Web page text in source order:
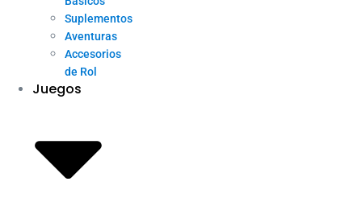
Suplementos
Aventuras
Accesorios
de Rol
Juegos